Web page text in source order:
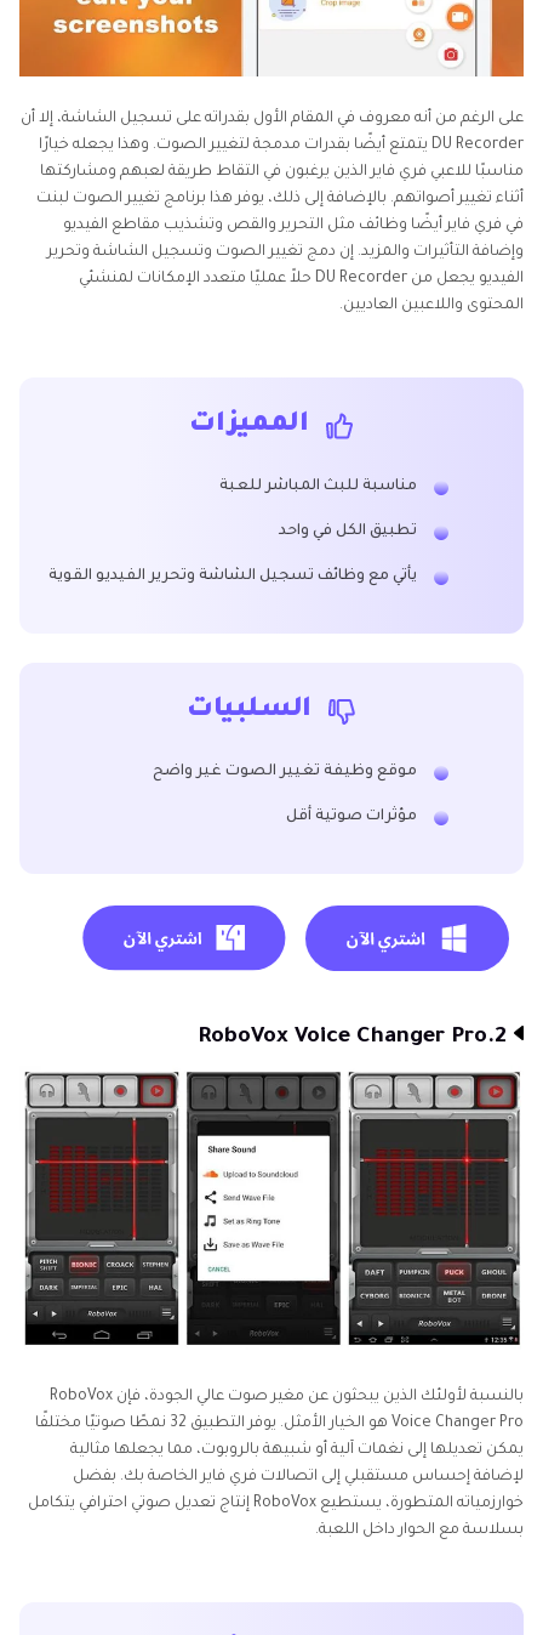
للكمبيوتر
أخرى
لتغيير
الصوت
على الرغم من أنه معروف في المقام الأول بقدراته على تسجيل الشاشة، إلا أن
DU Recorder يتمتع أيضًا بقدرات مدمجة لتغيير الصوت. وهذا يجعله خيارًا
مناسبًا للاعبي فري فاير الذين يرغبون في التقاط طريقة لعبهم ومشاركتها
أثناء تغيير أصواتهم. بالإضافة إلى ذلك، يوفر هذا برنامج تغيير الصوت لبنت
في فري فاير أيضًا وظائف مثل التحرير والقص وتشذيب مقاطع الفيديو
وإضافة التأثيرات والمزيد. إن دمج تغيير الصوت وتسجيل الشاشة وتحرير
الفيديو يجعل من DU Recorder حلاً عمليًا متعدد الإمكانات لمنشئي
المحتوى واللاعبين العاديين.
المميزات
مناسبة للبث المباشر للعبة
تطبيق الكل في واحد
يأتي مع وظائف تسجيل الشاشة وتحرير الفيديو القوية
السلبيات
موقع وظيفة تغيير الصوت غير واضح
مؤثرات صوتية أقل
2.RoboVox Voice Changer Pro
بالنسبة لأولئك الذين يبحثون عن مغير صوت عالي الجودة، فإن RoboVox
Voice Changer Pro هو الخيار الأمثل. يوفر التطبيق 32 نمطًا صوتيًا مختلفًا
يمكن تعديلها إلى نغمات آلية أو شبيهة بالروبوت، مما يجعلها مثالية
لإضافة إحساس مستقبلي إلى اتصالات فري فاير الخاصة بك. بفضل
خوارزمياته المتطورة، يستطيع RoboVox إنتاج تعديل صوتي احترافي يتكامل
بسلاسة مع الحوار داخل اللعبة.